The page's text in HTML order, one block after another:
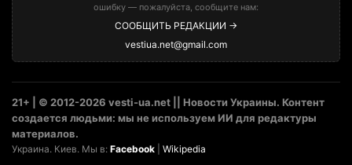
ошибку — пожалуйста, сообщите нам:
СООБЩИТЬ РЕДАКЦИИ →
vestiua.net@gmail.com
21+ | © 2012-2026 vesti-ua.net || Новости Украины. Контент
создается людьми: мы не используем ИИ для редактуры
материалов.
Украина. Киев. Мы в: Facebook Wikipedia